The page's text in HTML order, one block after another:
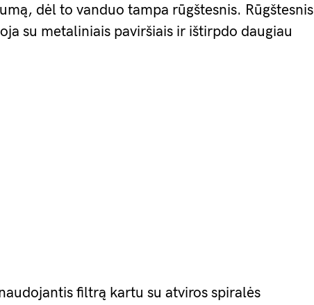
dėl to vanduo tampa rūgštesnis. Rūgštesnis
su metaliniais paviršiais ir ištirpdo daugiau
filtrą kartu su atviros spiralės